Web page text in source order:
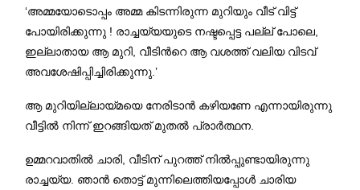
‘അമ്മയോടൊപ്പം അമ്മ കിടന്നിരുന്ന മുറിയും വീട് വിട്ട്
പോയിരിക്കുന്നു ! രാച്ചയ്യയുടെ നഷ്ടപ്പെട്ട പല്ല് പോലെ,
ഇല്ലാതായ ആ മുറി, വീടിന്‍റെ ആ വശത്ത് വലിയ വിടവ്
അവശേഷിപ്പിച്ചിരിക്കുന്നു.’
ആ മുറിയില്ലായ്മയെ നേരിടാന്‍ കഴിയണേ എന്നായിരുന്നു
വീട്ടില്‍ നിന്ന് ഇറങ്ങിയത് മുതല്‍ പ്രാര്‍ത്ഥന.
ഉമ്മറവാതില്‍ ചാരി, വീടിന് പുറത്ത് നില്‍പ്പുണ്ടായിരുന്നു
രാച്ചയ്യ. ഞാന്‍ തൊട്ട് മുന്നിലെത്തിയപ്പോള്‍ ചാരിയ